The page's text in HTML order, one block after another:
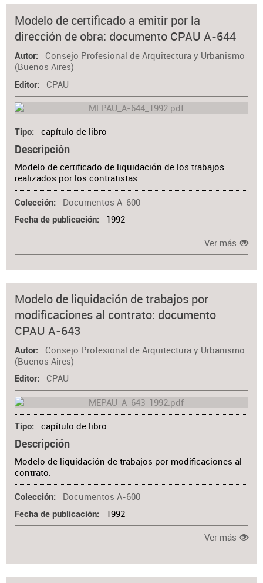
Modelo de certificado a emitir por la
dirección de obra: documento CPAU A-644
Autor
Consejo Profesional de Arquitectura y Urbanismo
(Buenos Aires)
Editor CPAU
Tipo capítulo de libro
Descripción
Modelo de certificado de liquidación de los trabajos
realizados por los contratistas.
Colección Documentos A-600
Fecha de publicación 1992
Ver más
Modelo de liquidación de trabajos por
modificaciones al contrato: documento
CPAU A-643
Autor
Consejo Profesional de Arquitectura y Urbanismo
(Buenos Aires)
Editor CPAU
Tipo capítulo de libro
Descripción
Modelo de liquidación de trabajos por modificaciones al
contrato.
Colección Documentos A-600
Fecha de publicación 1992
Ver más